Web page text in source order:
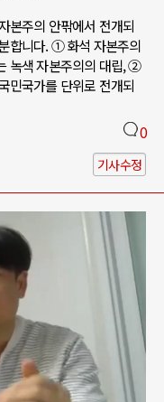
본주의 안팎에서 전개되
합니다. ① 화석 자본주의
녹색 자본주의의 대립, ②
민국가를 단위로 전개되
0
기사수정